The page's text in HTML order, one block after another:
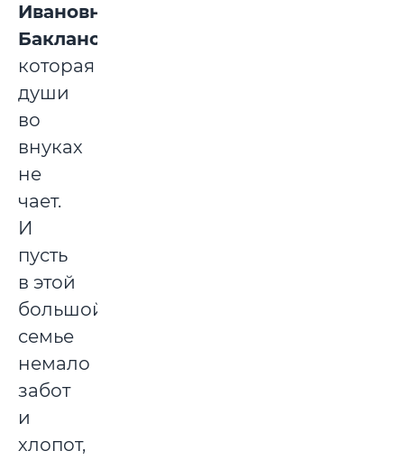
Ивановна
Бакланова
которая
души
во
внуках
не
чает.
И
пусть
в этой
большой
семье
немало
забот
и
хлопот,